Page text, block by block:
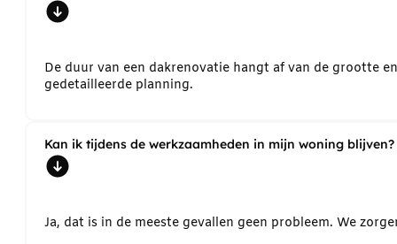
De duur van een dakrenovatie hangt af van de grootte
gedetailleerde planning.
Kan ik tijdens de werkzaamheden in mijn woning blijven?
Ja, dat is in de meeste gevallen geen probleem. We